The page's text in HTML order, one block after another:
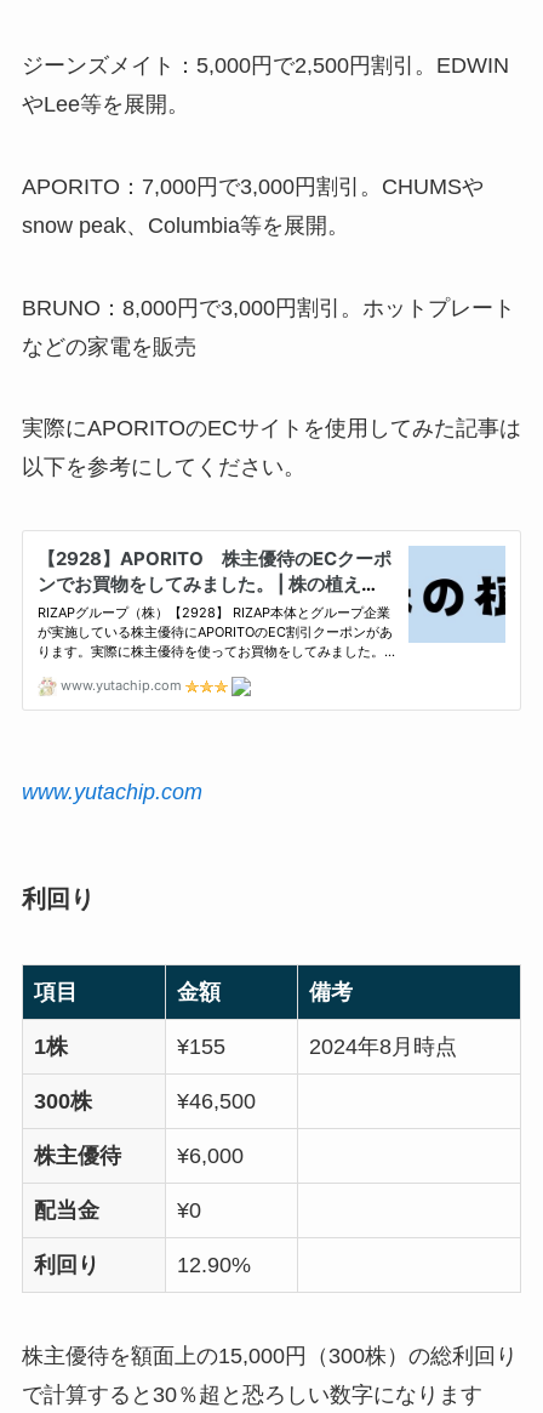
ジーンズメイト：5,000円で2,500円割引。EDWIN
やLee等を展開。
APORITO：7,000円で3,000円割引。CHUMSや
snow peak、Columbia等を展開。
BRUNO：8,000円で3,000円割引。ホットプレート
などの家電を販売
実際にAPORITOのECサイトを使用してみた記事は
以下を参考にしてください。
www.yutachip.com
利回り
項目 金額 備考
1株 ¥155 2024年8月時点
300株 ¥46,500
株主優待 ¥6,000
配当金 ¥0
利回り 12.90%
株主優待を額面上の15,000円（300株）の総利回り
で計算すると30％超と恐ろしい数字になります